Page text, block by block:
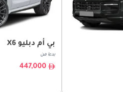
بي أم دبليو X6
بدءا من
447,000